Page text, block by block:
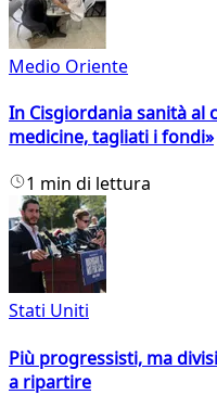
Medio Oriente
In Cisgiordania sanità al
medicine, tagliati i fondi»
1 min di lettura
Stati Uniti
Più progressisti, ma
a ripartire